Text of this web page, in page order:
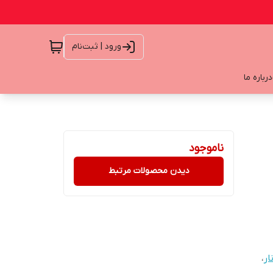
ورود | ثبت‌نام
درباره ما
،
ناموجود
دیدن محصولات مرتبط